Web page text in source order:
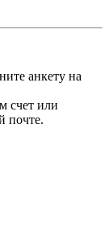
анкету на
счет или
почте.